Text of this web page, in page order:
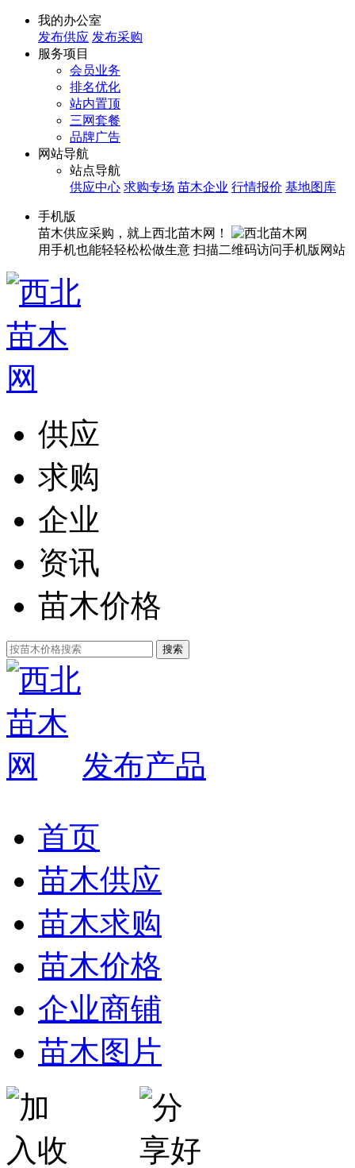
我的办公室
发布供应 发布采购
服务项目
会员业务
排名优化
站内置顶
三网套餐
品牌广告
网站导航
站点导航
供应中心 求购专场 苗木企业 行情报价 基地图库
手机版
苗木供应采购，就上西北苗木网！
用手机也能轻轻松松做生意 扫描二维码访问手机版网站
供应
求购
企业
资讯
苗木价格
发布产品
首页
苗木供应
苗木求购
苗木价格
企业商铺
苗木图片